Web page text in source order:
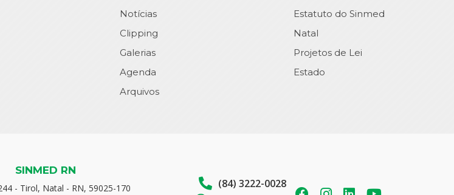
Notícias
Clipping
Galerias
Agenda
Arquivos
Estatuto do Sinmed
Natal
Projetos de Lei
Estado
SINMED RN
- Tirol, Natal - RN, 59025-170
(84) 3222-0028